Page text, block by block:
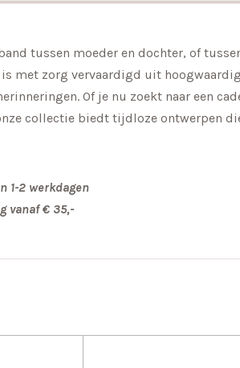
tussen moeder en dochter, of
is met zorg vervaardigd uit
Of je nu zoekt naar een
collectie biedt tijdloze ontwerpen
1-2 werkdagen
€ 35,-